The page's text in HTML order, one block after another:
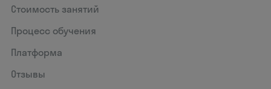
Стоимость занятий
Процесс обучения
Платформа
Отзывы